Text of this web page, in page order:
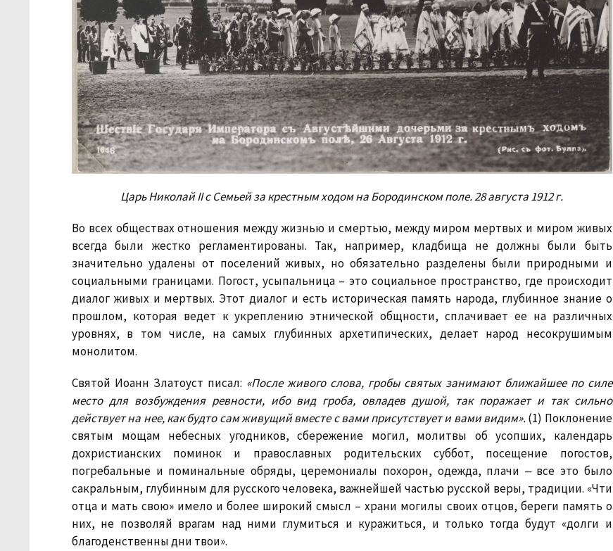
Царь Николай II с Семьей за крестным ходом на Бородинском поле. 28 августа 1912 г.
Во всех обществах отношения между жизнью и смертью, между миром мертвых и миром живых
всегда были жестко регламентированы. Так, например, кладбища не должны были быть
значительно удалены от поселений живых, но обязательно разделены были природными и
социальными границами. Погост, усыпальница – это социальное пространство, где происходит
диалог живых и мертвых. Этот диалог и есть историческая память народа, глубинное знание о
прошлом, которая ведет к укреплению этнической общности, сплачивает ее на различных
уровнях, в том числе, на самых глубинных архетипических, делает народ несокрушимым
монолитом.
Святой Иоанн Златоуст писал: «После живого слова, гробы святых занимают ближайшее по силе
место для возбуждения ревности, ибо вид гроба, овладев душой, так поражает и так сильно
действует на нее, как будто сам живущий вместе с вами присутствует и вами видим».(1) Поклонение
святым мощам небесных угодников, сбережение могил, молитвы об усопших, календарь
дохристианских поминок и православных родительских суббот, посещение погостов,
погребальные и поминальные обряды, церемониалы похорон, одежда, плачи ‒ все это было
сакральным, глубинным для русского человека, важнейшей частью русской веры, традиции. «Чти
отца и мать свою» имело и более широкий смысл – храни могилы своих отцов, береги память о
них, не позволяй врагам над ними глумиться и куражиться, и только тогда будут «долги и
благоденственны дни твои».